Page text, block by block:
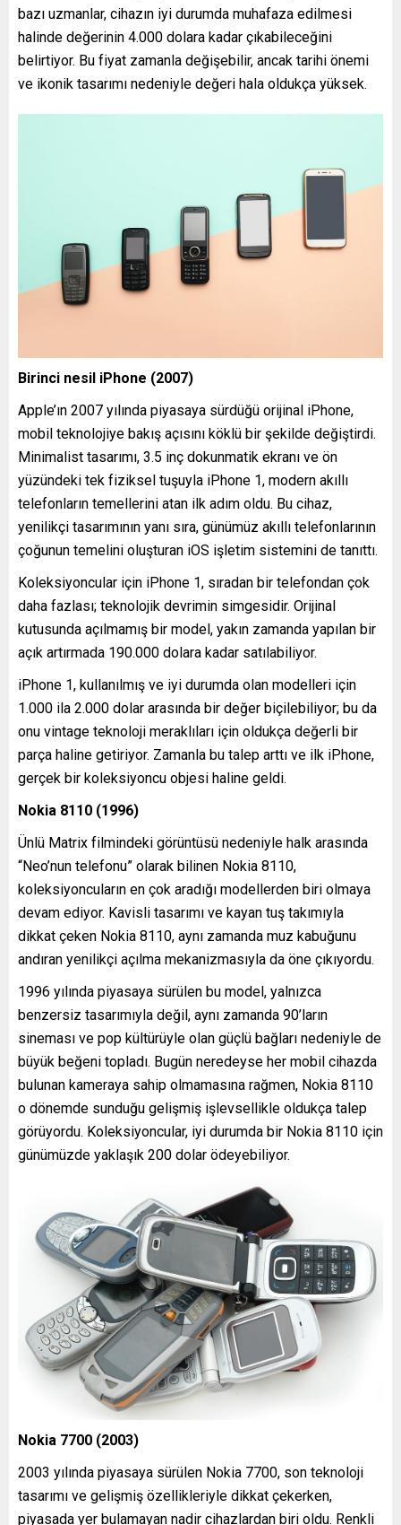
bazı uzmanlar, cihazın iyi durumda muhafaza edilmesi
halinde değerinin 4.000 dolara kadar çıkabileceğini
belirtiyor. Bu fiyat zamanla değişebilir, ancak tarihi önemi
ve ikonik tasarımı nedeniyle değeri hala oldukça yüksek.
Birinci nesil iPhone (2007)
Apple’ın 2007 yılında piyasaya sürdüğü orijinal iPhone,
mobil teknolojiye bakış açısını köklü bir şekilde değiştirdi.
Minimalist tasarımı, 3.5 inç dokunmatik ekranı ve ön
yüzündeki tek fiziksel tuşuyla iPhone 1, modern akıllı
telefonların temellerini atan ilk adım oldu. Bu cihaz,
yenilikçi tasarımının yanı sıra, günümüz akıllı telefonlarının
çoğunun temelini oluşturan iOS işletim sistemini de tanıttı.
Koleksiyoncular için iPhone 1, sıradan bir telefondan çok
daha fazlası; teknolojik devrimin simgesidir. Orijinal
kutusunda açılmamış bir model, yakın zamanda yapılan bir
açık artırmada 190.000 dolara kadar satılabiliyor.
iPhone 1, kullanılmış ve iyi durumda olan modelleri için
1.000 ila 2.000 dolar arasında bir değer biçilebiliyor; bu da
onu vintage teknoloji meraklıları için oldukça değerli bir
parça haline getiriyor. Zamanla bu talep arttı ve ilk iPhone,
gerçek bir koleksiyoncu objesi haline geldi.
Nokia 8110 (1996)
Ünlü Matrix filmindeki görüntüsü nedeniyle halk arasında
“Neo’nun telefonu” olarak bilinen Nokia 8110,
koleksiyoncuların en çok aradığı modellerden biri olmaya
devam ediyor. Kavisli tasarımı ve kayan tuş takımıyla
dikkat çeken Nokia 8110, aynı zamanda muz kabuğunu
andıran yenilikçi açılma mekanizmasıyla da öne çıkıyordu.
1996 yılında piyasaya sürülen bu model, yalnızca
benzersiz tasarımıyla değil, aynı zamanda 90’ların
sineması ve pop kültürüyle olan güçlü bağları nedeniyle de
büyük beğeni topladı. Bugün neredeyse her mobil cihazda
bulunan kameraya sahip olmamasına rağmen, Nokia 8110
o dönemde sunduğu gelişmiş işlevsellikle oldukça talep
görüyordu. Koleksiyoncular, iyi durumda bir Nokia 8110 için
günümüzde yaklaşık 200 dolar ödeyebiliyor.
Nokia 7700 (2003)
2003 yılında piyasaya sürülen Nokia 7700, son teknoloji
tasarımı ve gelişmiş özellikleriyle dikkat çekerken,
piyasada yer bulamayan nadir cihazlardan biri oldu. Renkli